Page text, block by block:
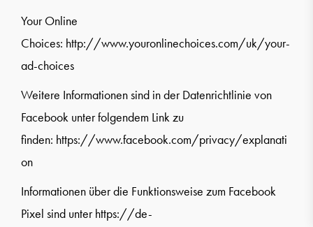
Your Online
Choices: http://www.youronlinechoices.com/uk/your-
ad-choices
Weitere Informationen sind in der Datenrichtlinie von
Facebook unter folgendem Link zu
finden: https://www.facebook.com/privacy/explanati
on
Informationen über die Funktionsweise zum Facebook
Pixel sind unterhttps://de-